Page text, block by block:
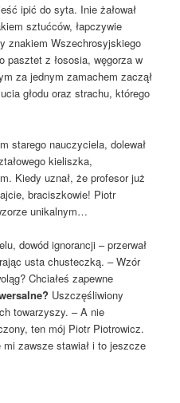
ipić do syta. Inie żałował
sztućców, łapczywie
znakiem Wszechrosyjskiego
pasztet z łososia, węgorza w
za jednym zamachem zaczął
głodu oraz strachu, którego
starego nauczyciela, dolewał
kieliszka,
Kiedy uznał, że profesor już
braciszkowie! Piotr
unikalnym…
dowód ignorancji – przerwał
usta chusteczką. – Wzór
Chciałeś zapewne
Uszczęśliwiony
towarzyszy. – A nie
ten mój Piotr Piotrowicz.
zawsze stawiał i to jeszcze